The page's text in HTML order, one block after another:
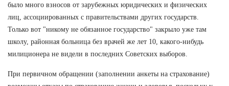
было много взносов от зарубежных юридических и физических
лиц, ассоциированных с правительствами других государств.
Только вот "никому не обязанное государство" закрыло уже там
школу, районная больница без врачей же лет 10, какого-нибудь
милиционера не видели в последних Советских выборов.
При первичном обращении (заполнении анкеты на страхование)